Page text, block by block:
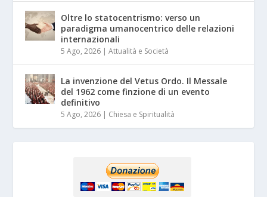
Oltre lo statocentrismo: verso un
paradigma umanocentrico delle relazioni
internazionali
5 Ago, 2026 |Attualità e Società
La invenzione del Vetus Ordo. Il Messale
del 1962 come finzione di un evento
definitivo
5 Ago, 2026 | Chiesa e Spiritualità